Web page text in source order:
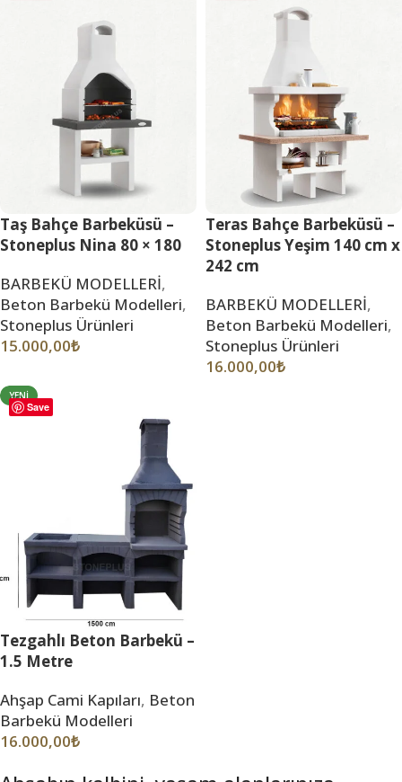
Taş Bahçe Barbeküsü –
Stoneplus Nina 80 × 180
BARBEKÜ MODELLERİ,
Beton Barbekü Modelleri,
Stoneplus Ürünleri
15.000,00₺
Teras Bahçe Barbeküsü –
Stoneplus Yeşim 140 cm x
242 cm
BARBEKÜ MODELLERİ,
Beton Barbekü Modelleri,
Stoneplus Ürünleri
16.000,00₺
Save
YENI
Tezgahlı Beton Barbekü –
1.5 Metre
Ahşap Cami Kapıları, Beton
Barbekü Modelleri
16.000,00₺